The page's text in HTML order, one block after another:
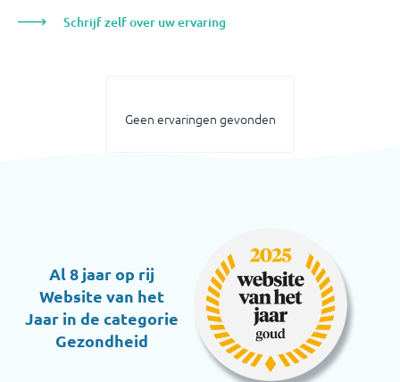
Schrijf zelf over uw ervaring
Geen ervaringen gevonden
Al 8 jaar op rij
Website van het
Jaar in de categorie
Gezondheid